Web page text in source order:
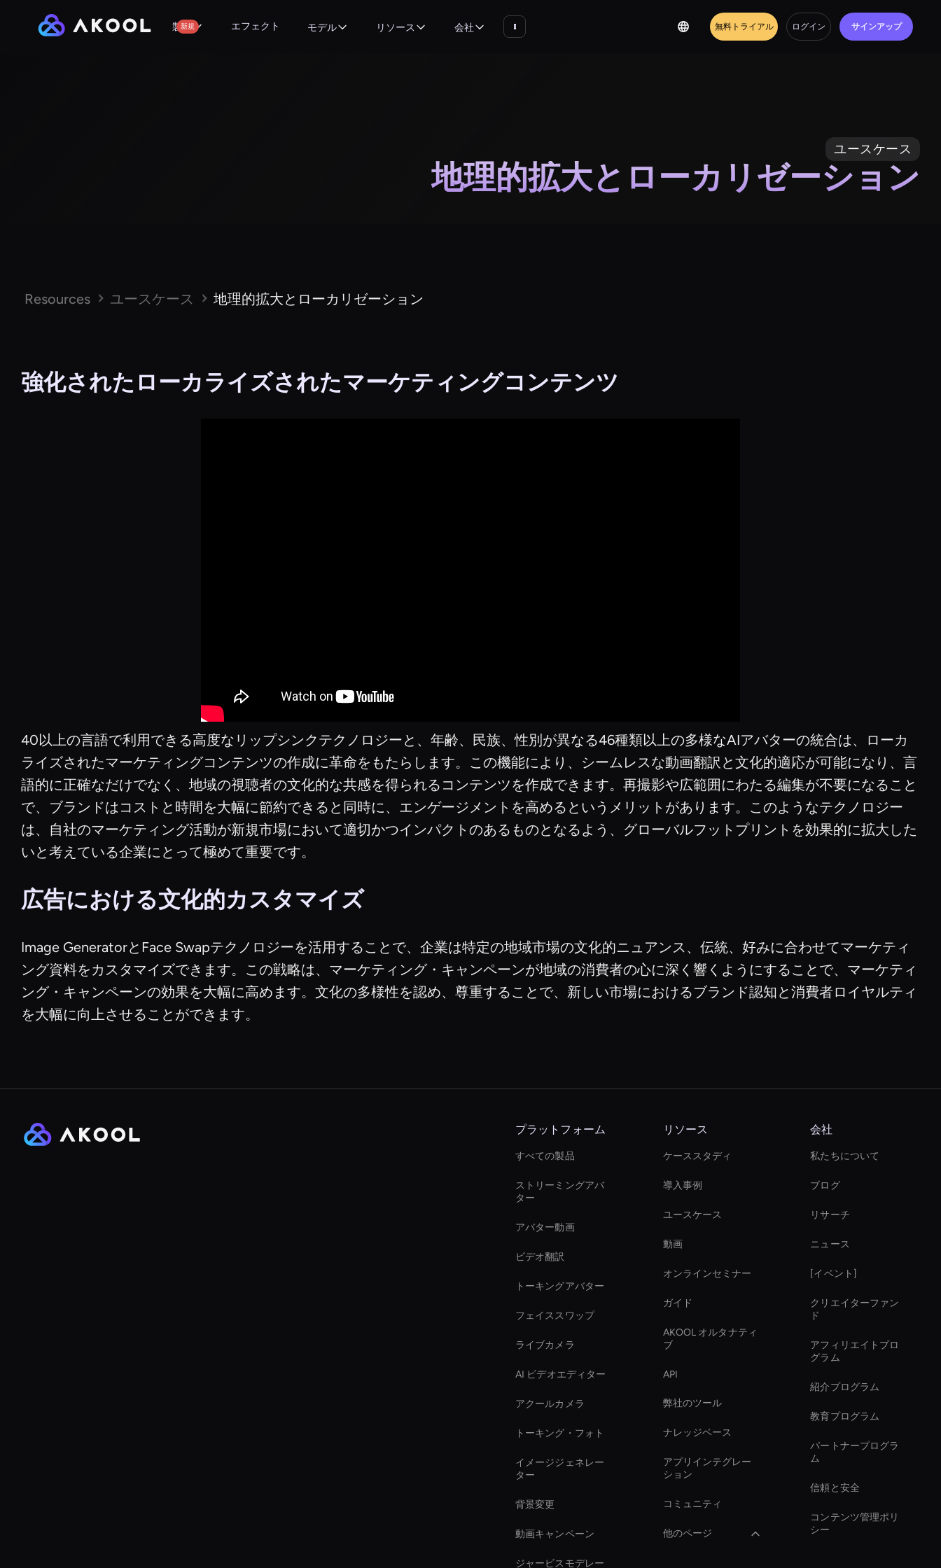
製品
新規 エフェクト モデル リソース 会社 無料トライアル ログイン サインアップ
ユースケース
地理的拡大とローカリゼーション
Resources ユースケース 地理的拡大とローカリゼーション
強化されたローカライズされたマーケティングコンテンツ
40以上の言語で利用できる高度なリップシンクテクノロジーと、年齢、民族、性別が異なる46種類以上の多様なAIアバターの統合は、ローカ
ライズされたマーケティングコンテンツの作成に革命をもたらします。この機能により、シームレスな動画翻訳と文化的適応が可能になり、言
語的に正確なだけでなく、地域の視聴者の文化的な共感を得られるコンテンツを作成できます。再撮影や広範囲にわたる編集が不要になること
で、ブランドはコストと時間を大幅に節約できると同時に、エンゲージメントを高めるというメリットがあります。このようなテクノロジー
は、自社のマーケティング活動が新規市場において適切かつインパクトのあるものとなるよう、グローバルフットプリントを効果的に拡大した
いと考えている企業にとって極めて重要です。
広告における文化的カスタマイズ
Image GeneratorとFace Swapテクノロジーを活用することで、企業は特定の地域市場の文化的ニュアンス、伝統、好みに合わせてマーケティ
ング資料をカスタマイズできます。この戦略は、マーケティング・キャンペーンが地域の消費者の心に深く響くようにすることで、マーケティ
ング・キャンペーンの効果を大幅に高めます。文化の多様性を認め、尊重することで、新しい市場におけるブランド認知と消費者ロイヤルティ
を大幅に向上させることができます。
プラットフォーム
すべての製品
ストリーミングアバ
ター
アバター動画
ビデオ翻訳
トーキングアバター
フェイススワップ
ライブカメラ
AI ビデオエディター
アクールカメラ
トーキング・フォト
イメージジェネレー
ター
背景変更
動画キャンペーン
ジャービスモデレー
リソース
ケーススタディ
導入事例
ユースケース
動画
オンラインセミナー
ガイド
AKOOL オルタナティ
ブ
API
弊社のツール
ナレッジベース
アプリインテグレー
ション
コミュニティ
他のページ
会社
私たちについて
ブログ
リサーチ
ニュース
[イベント]
クリエイターファン
ド
アフィリエイトプロ
グラム
紹介プログラム
教育プログラム
パートナープログラ
ム
信頼と安全
コンテンツ管理ポリ
シー